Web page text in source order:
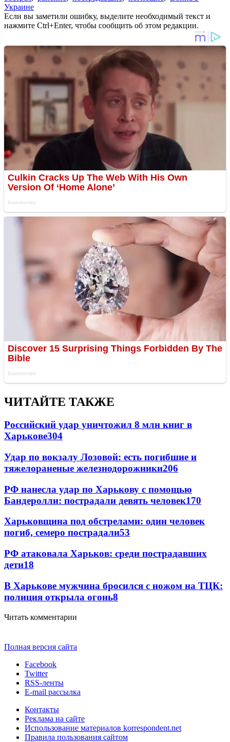
Украине
Если вы заметили ошибку, выделите необходимый текст и
нажмите Ctrl+Enter, чтобы сообщить об этом редакции.
ЧИТАЙТЕ ТАКЖЕ
Российский удар уничтожил 8 млн книг в
Харькове304
Удар по вокзалу Лозовой: есть погибшие и
тяжелораненые железнодорожники206
РФ нанесла удар по Харькову с помощью
Бандеролли: пострадали девять человек170
Харьковщина под обстрелами: один человек
погиб, семеро пострадали53
РФ атаковала Харьков: среди пострадавших
дети18
В Харькове мужчина бросился с ножом на ТЦК:
полиция открыла огонь8
Читать комментарии
Полная версия сайта
Facebook
Twitter
RSS-ленты
E-mail рассылка
Контакты
Реклама на сайте
Использование материалов korrespondent.net
Правила пользования сайтом